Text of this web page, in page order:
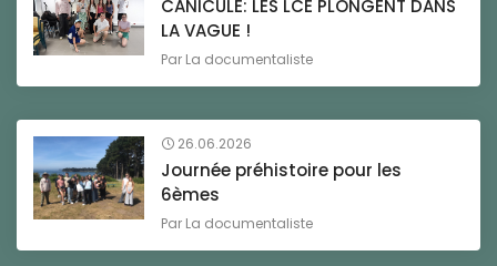
CANICULE: LES LCE PLONGENT DANS
LA VAGUE !
Par La documentaliste
26.06.2026
Journée préhistoire pour les
6èmes
Par La documentaliste